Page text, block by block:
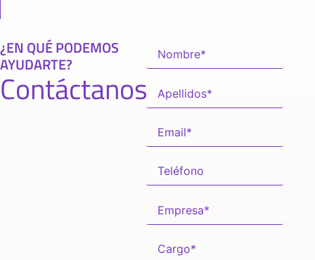
¿EN QUÉ PODEMOS
AYUDARTE?
Contáctanos